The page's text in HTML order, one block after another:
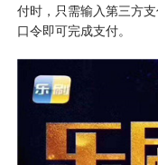
付时，只需输入第三方
口令即可完成支付。